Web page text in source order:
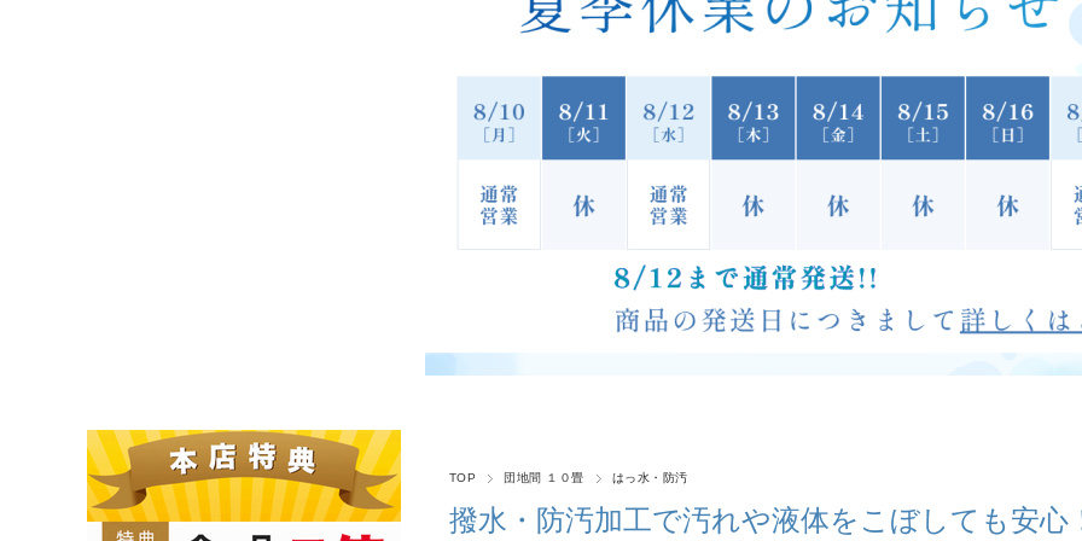
TOP 団地間 １０畳 はっ水・防汚
撥水・防汚加工で汚れや液体をこぼしても安心